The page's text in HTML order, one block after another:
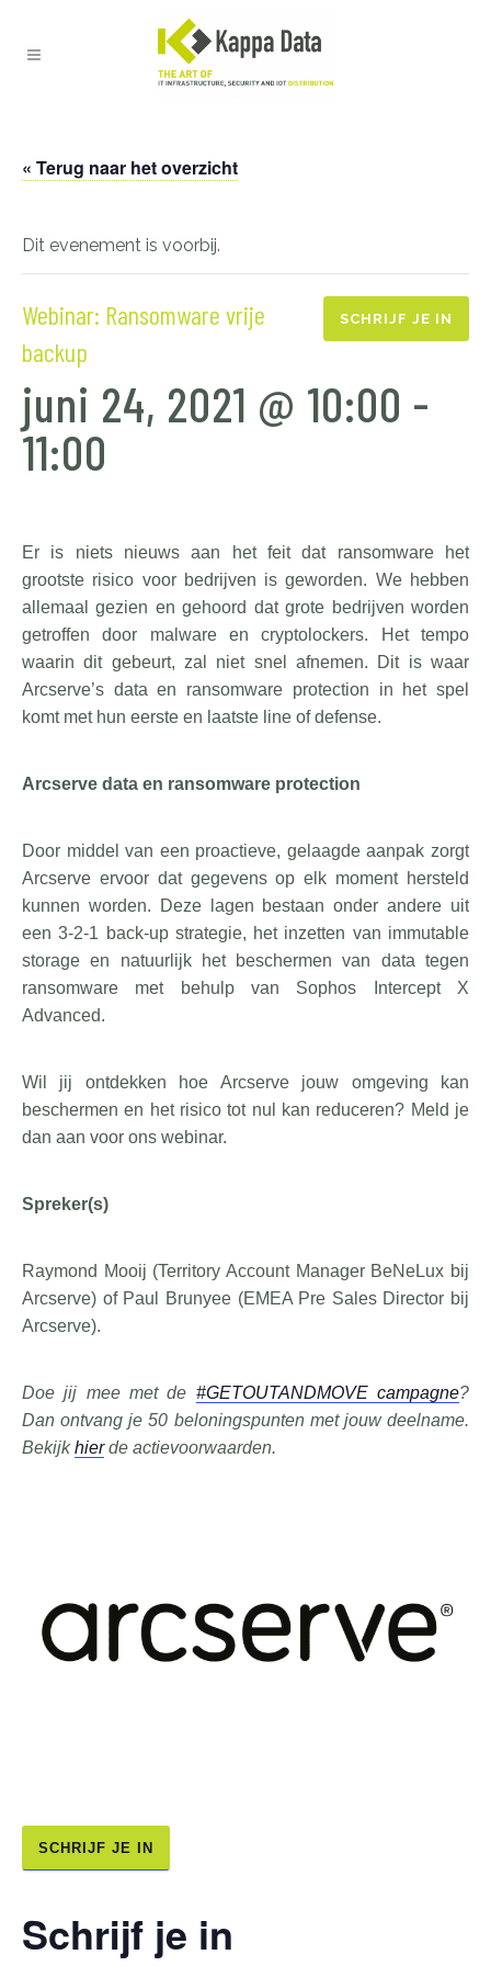
« Terug naar het overzicht
Dit evenement is voorbij.
SCHRIJF JE IN
Webinar: Ransomware vrije
backup
juni 24, 2021 @ 10:00 -
11:00
Er is niets nieuws aan het feit dat ransomware het
grootste risico voor bedrijven is geworden. We hebben
allemaal gezien en gehoord dat grote bedrijven worden
getroffen door malware en cryptolockers. Het tempo
waarin dit gebeurt, zal niet snel afnemen. Dit is waar
Arcserve’s data en ransomware protection in het spel
komt met hun eerste en laatste line of defense.
Arcserve data en ransomware protection
Door middel van een proactieve, gelaagde aanpak zorgt
Arcserve ervoor dat gegevens op elk moment hersteld
kunnen worden. Deze lagen bestaan onder andere uit
een 3-2-1 back-up strategie, het inzetten van immutable
storage en natuurlijk het beschermen van data tegen
ransomware met behulp van Sophos Intercept X
Advanced.
Wil jij ontdekken hoe Arcserve jouw omgeving kan
beschermen en het risico tot nul kan reduceren? Meld je
dan aan voor ons webinar.
Spreker(s)
Raymond Mooij (Territory Account Manager BeNeLux bij
Arcserve) of Paul Brunyee (EMEA Pre Sales Director bij
Arcserve).
Doe jij mee met de #GETOUTANDMOVE campagne?
Dan ontvang je 50 beloningspunten met jouw deelname.
Bekijkhierde actievoorwaarden.
SCHRIJF JE IN
Schrijf je in